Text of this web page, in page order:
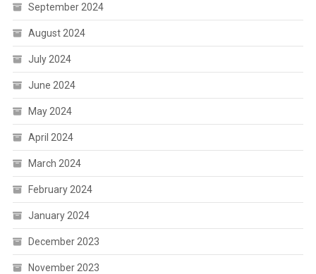
September 2024
August 2024
July 2024
June 2024
May 2024
April 2024
March 2024
February 2024
January 2024
December 2023
November 2023